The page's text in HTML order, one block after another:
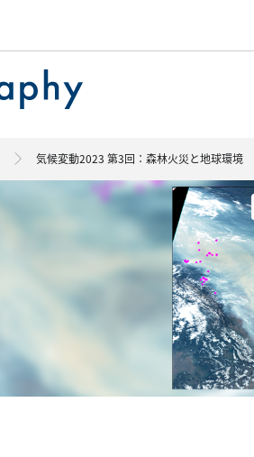
気候変動2023 第3回：森林火災と地球環境